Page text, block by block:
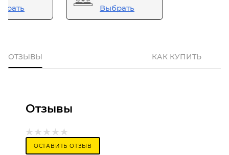
Выбрать
ОТЗЫВЫ КАК КУПИТЬ
Отзывы
ОСТАВИТЬ ОТЗЫВ